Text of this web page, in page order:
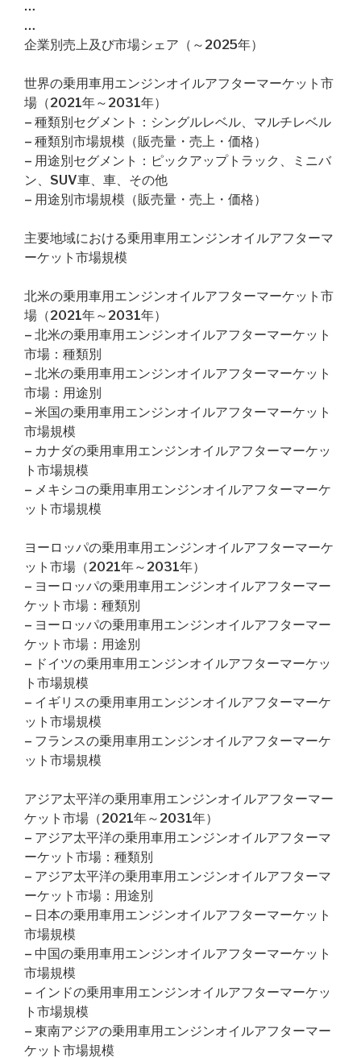
…
…
企業別売上及び市場シェア（～2025年）
世界の乗用車用エンジンオイルアフターマーケット市
場（2021年～2031年）
– 種類別セグメント：シングルレベル、マルチレベル
– 種類別市場規模（販売量・売上・価格）
– 用途別セグメント：ピックアップトラック、ミニバ
ン、SUV車、車、その他
– 用途別市場規模（販売量・売上・価格）
主要地域における乗用車用エンジンオイルアフターマ
ーケット市場規模
北米の乗用車用エンジンオイルアフターマーケット市
場（2021年～2031年）
– 北米の乗用車用エンジンオイルアフターマーケット
市場：種類別
– 北米の乗用車用エンジンオイルアフターマーケット
市場：用途別
– 米国の乗用車用エンジンオイルアフターマーケット
市場規模
– カナダの乗用車用エンジンオイルアフターマーケッ
ト市場規模
– メキシコの乗用車用エンジンオイルアフターマーケ
ット市場規模
ヨーロッパの乗用車用エンジンオイルアフターマーケ
ット市場（2021年～2031年）
– ヨーロッパの乗用車用エンジンオイルアフターマー
ケット市場：種類別
– ヨーロッパの乗用車用エンジンオイルアフターマー
ケット市場：用途別
– ドイツの乗用車用エンジンオイルアフターマーケッ
ト市場規模
– イギリスの乗用車用エンジンオイルアフターマーケ
ット市場規模
– フランスの乗用車用エンジンオイルアフターマーケ
ット市場規模
アジア太平洋の乗用車用エンジンオイルアフターマー
ケット市場（2021年～2031年）
– アジア太平洋の乗用車用エンジンオイルアフターマ
ーケット市場：種類別
– アジア太平洋の乗用車用エンジンオイルアフターマ
ーケット市場：用途別
– 日本の乗用車用エンジンオイルアフターマーケット
市場規模
– 中国の乗用車用エンジンオイルアフターマーケット
市場規模
– インドの乗用車用エンジンオイルアフターマーケッ
ト市場規模
– 東南アジアの乗用車用エンジンオイルアフターマー
ケット市場規模